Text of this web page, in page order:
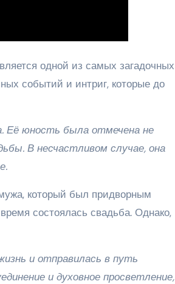
одной из самых загадочных
событий и интриг, которые до
Её юность была отмечена не
В несчастливом случае, она
который был придворным
состоялась свадьба. Однако,
и отправилась в путь
и духовное просветление,